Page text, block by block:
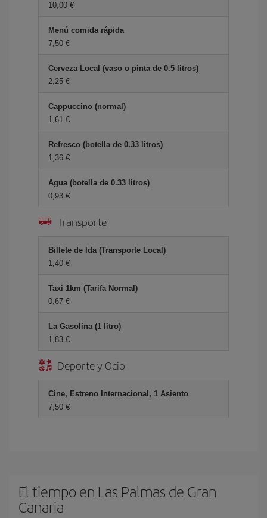
10,00 €
Menú comida rápida
7,50 €
Cerveza Local (vaso o pinta de 0.5 litros)
2,25 €
Cappuccino (normal)
1,61 €
Refresco (botella de 0.33 litros)
1,36 €
Agua (botella de 0.33 litros)
0,93 €
Transporte
Billete de Ida (Transporte Local)
1,40 €
Taxi 1km (Tarifa Normal)
0,67 €
La Gasolina (1 litro)
1,83 €
Deporte y Ocio
Cine, Estreno Internacional, 1 Asiento
7,50 €
El tiempo en Las Palmas de Gran
Canaria